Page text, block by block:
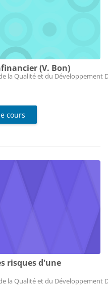
(V. Bon)
la Qualité et du Développement
cours
risques d'une
la Qualité et du Développement